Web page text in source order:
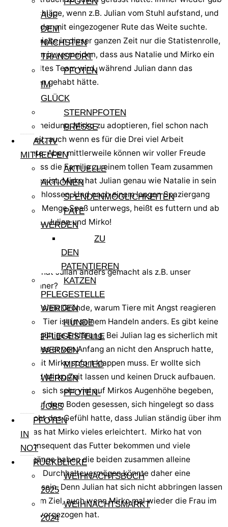
AUF
DEM
NÄCHSTEN
TRANSPORT
PFOTEN
IM
GLÜCK
STERNPFOTEN
PRESSE
AKTIV
MITHELFEN
AKTUELLE
AKTIONEN
SPENDENMÖGLICHKEITEN
PATE
WERDEN
ZU
DEN
PATENTIEREN
KATZEN
PFLEGESTELLE
WERDEN
HUNDE
PFLEGESTELLE
WERDEN
MITGLIED
WERDEN
PFOTEN-
JOBS
PFOTEN
IN
NOT
RÜCKBLICKE
WEIHNACHTSBUCH
2025
WEIHNACHTSMARKT
2024
es Rückschläge, wenn z.B. Julian vom Stuhl aufstand, und
Mirko wieder mit eingezogener Rute das Weite suchte.
Natalie spielte in dieser ganzen Zeit nur die Statistenrolle,
wir wollten ja vermeiden, dass aus Natalie und Mirko ein
eingespieltes Team wird, während Julian dann das
Nachsehen gehabt hätte.
Die Entscheidung, Mirko zu adoptieren, fiel schon nach
kurzer Zeit, auch wenn es für die Drei viel Arbeit
bedeutete. Aber mittlerweile können wir voller Freude
sagen, dass die Familie zu einem tollen Team zusammen
gewachsen ist. Mirko hat Julian genau wie Natalie in sein
Herz geschlossen. Und nach einem langen Spaziergang
und jeder Menge Spaß unterwegs, heißt es futtern und ab
aufs Sofa… Julian und Mirko!
Was aber hat Julian anders gemacht als z.B. unser
Mitbewohner?
Es gibt so viele Gründe, warum Tiere mit Angst reagieren
und jedes Tier ist in seinem Handeln anders. Es gibt keine
allgemeingültige Erklärung. Bei Julian lag es sicherlich mit
daran, dass er von Anfang an nicht den Anspruch hatte,
dass es mit Mirko sofort klappen muss. Er wollte sich
selbst und Mirko Zeit lassen und keinen Druck aufbauen.
Julian hat sich sehr viel auf Mirkos Augenhöhe begeben,
hat viel auf dem Boden gesessen, sich hingelegt so dass
Mirko nicht das Gefühl hatte, dass Julian ständig über ihm
steht. Das hat Mirko vieles erleichtert. Mirko hat von
Julian konsequent das Futter bekommen und viele
Spaziergänge haben die beiden zusammen alleine
gemacht. Durchhaltevermögen könnte daher eine
Erklärung sein. Denn Julian hat sich nicht abbringen lassen
von seinem Ziel, auch wenn Mirko mal wieder die Frau im
Haushalt vorgezogen hat.